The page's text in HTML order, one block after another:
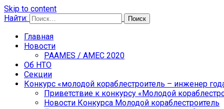
Skip to content
«Российское научно-техническое
Основано 22 апреля 1866 года.
Найти:
Главная
Новости
PAAMES / AMEC 2020
Об НТО
Секции
Конкурс «молодой кораблестроитель – инженер
Приветствие к конкурсу «Молодой
Новости Конкурса Молодой кораблестроитель